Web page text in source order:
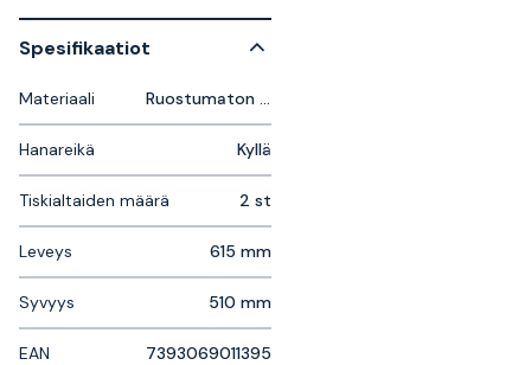
Spesifikaatiot
Materiaali Ruostumaton Teräs
Hanareikä Kyllä
Tiskialtaiden määrä 2 st
Leveys 615 mm
Syvyys 510 mm
EAN 7393069011395